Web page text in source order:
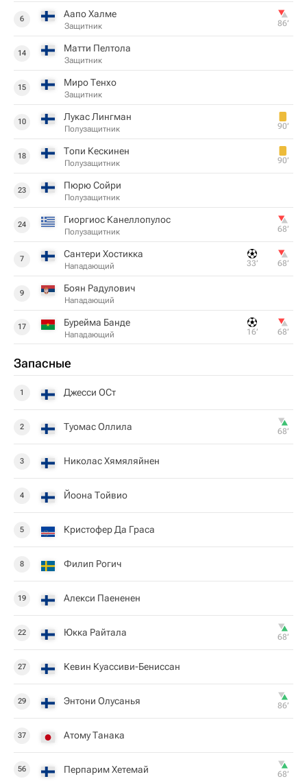
6 Аапо Халме
Защитник 86‎’‎
14 Матти Пелтола
Защитник
15 Миро Тенхо
Защитник
10 Лукас Лингман
Полузащитник 90‎’‎
18 Топи Кескинен
Полузащитник 90‎’‎
23 Пюрю Сойри
Полузащитник
24 Гиоргиос Канеллопулос
Полузащитник 68‎’‎
7 Сантери Хостикка
Нападающий 33‎’‎ 68‎’‎
9 Боян Радулович
Нападающий
17 Бурейма Банде
Нападающий 16‎’‎ 68‎’‎
Запасные
1 Джесси ОСт
2 Туомас Оллила 68‎’‎
3 Николас Хямяляйнен
4 Йоона Тойвио
5 Кристофер Да Граcа
8 Филип Рогич
19 Алекси Паененен
22 Юкка Райтала 68‎’‎
27 Кевин Куассиви-Бениссан
29 Энтони Олусанья 86‎’‎
37 Атому Танака
56 Перпарим Хетемай 68‎’‎